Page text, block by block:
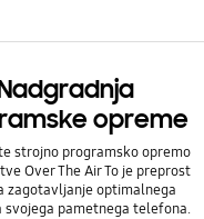
opreme
strojno programsko opremo
Over The Air To je preprost
zagotavljanje optimalnega
svojega pametnega telefona.